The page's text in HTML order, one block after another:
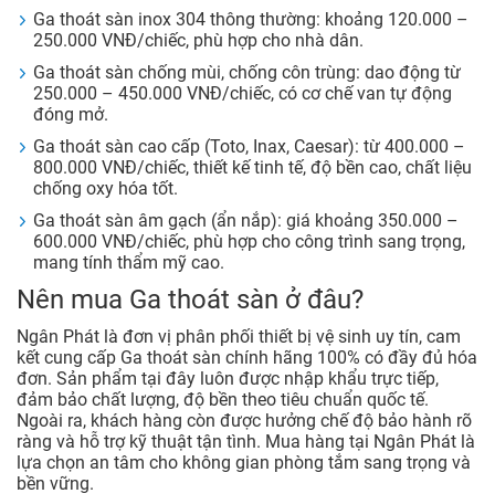
Ga thoát sàn inox 304 thông thường: khoảng 120.000 –
250.000 VNĐ/chiếc, phù hợp cho nhà dân.
Ga thoát sàn chống mùi, chống côn trùng: dao động từ
250.000 – 450.000 VNĐ/chiếc, có cơ chế van tự động
đóng mở.
Ga thoát sàn cao cấp (Toto, Inax, Caesar): từ 400.000 –
800.000 VNĐ/chiếc, thiết kế tinh tế, độ bền cao, chất liệu
chống oxy hóa tốt.
Ga thoát sàn âm gạch (ẩn nắp): giá khoảng 350.000 –
600.000 VNĐ/chiếc, phù hợp cho công trình sang trọng,
mang tính thẩm mỹ cao.
Nên mua Ga thoát sàn ở đâu?
Ngân Phát là đơn vị phân phối thiết bị vệ sinh uy tín, cam
kết cung cấp Ga thoát sàn chính hãng 100% có đầy đủ hóa
đơn. Sản phẩm tại đây luôn được nhập khẩu trực tiếp,
đảm bảo chất lượng, độ bền theo tiêu chuẩn quốc tế.
Ngoài ra, khách hàng còn được hưởng chế độ bảo hành rõ
ràng và hỗ trợ kỹ thuật tận tình. Mua hàng tại Ngân Phát là
lựa chọn an tâm cho không gian phòng tắm sang trọng và
bền vững.